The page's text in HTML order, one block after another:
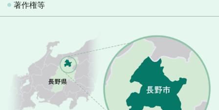
著作権等